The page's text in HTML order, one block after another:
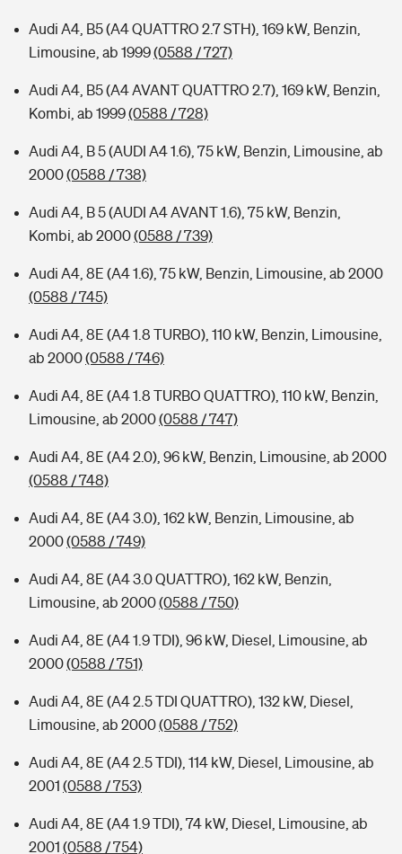
Audi A4, B5 (A4 QUATTRO 2.7 STH), 169 kW, Benzin,
Limousine, ab 1999(0588 / 727)
Audi A4, B5 (A4 AVANT QUATTRO 2.7), 169 kW, Benzin,
Kombi, ab 1999(0588 / 728)
Audi A4, B 5 (AUDI A4 1.6), 75 kW, Benzin, Limousine, ab
2000(0588 / 738)
Audi A4, B 5 (AUDI A4 AVANT 1.6), 75 kW, Benzin,
Kombi, ab 2000(0588 / 739)
Audi A4, 8E (A4 1.6), 75 kW, Benzin, Limousine, ab 2000
(0588 / 745)
Audi A4, 8E (A4 1.8 TURBO), 110 kW, Benzin, Limousine,
ab 2000(0588 / 746)
Audi A4, 8E (A4 1.8 TURBO QUATTRO), 110 kW, Benzin,
Limousine, ab 2000(0588 / 747)
Audi A4, 8E (A4 2.0), 96 kW, Benzin, Limousine, ab 2000
(0588 / 748)
Audi A4, 8E (A4 3.0), 162 kW, Benzin, Limousine, ab
2000(0588 / 749)
Audi A4, 8E (A4 3.0 QUATTRO), 162 kW, Benzin,
Limousine, ab 2000(0588 / 750)
Audi A4, 8E (A4 1.9 TDI), 96 kW, Diesel, Limousine, ab
2000(0588 / 751)
Audi A4, 8E (A4 2.5 TDI QUATTRO), 132 kW, Diesel,
Limousine, ab 2000(0588 / 752)
Audi A4, 8E (A4 2.5 TDI), 114 kW, Diesel, Limousine, ab
2001 (0588 / 753)
Audi A4, 8E (A4 1.9 TDI), 74 kW, Diesel, Limousine, ab
2001 (0588 / 754)